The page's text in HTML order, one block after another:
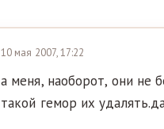
10 мая 2007, 17:22
а меня, наоборот, они не
такой гемор их